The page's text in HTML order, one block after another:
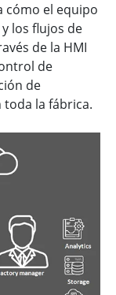
cómo el equipo
los flujos de
de la HMI
de
de
la fábrica.